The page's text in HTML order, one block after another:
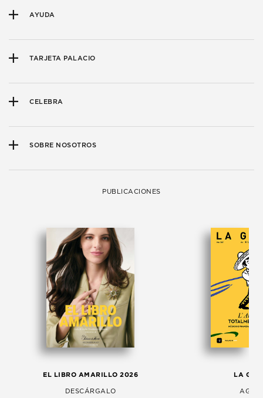
AYUDA
TARJETA PALACIO
CELEBRA
SOBRE NOSOTROS
PUBLICACIONES
EL LIBRO AMARILLO 2026
DESCÁRGALO
LA